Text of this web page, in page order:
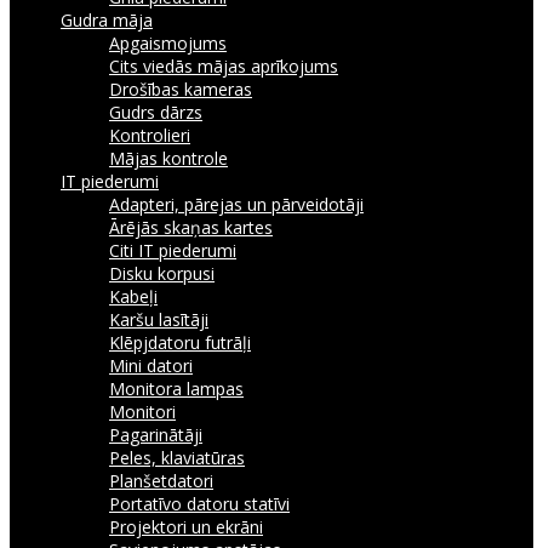
Gudra māja
Apgaismojums
Cits viedās mājas aprīkojums
Drošības kameras
Gudrs dārzs
Kontrolieri
Mājas kontrole
IT piederumi
Adapteri, pārejas un pārveidotāji
Ārējās skaņas kartes
Citi IT piederumi
Disku korpusi
Kabeļi
Karšu lasītāji
Klēpjdatoru futrāļi
Mini datori
Monitora lampas
Monitori
Pagarinātāji
Peles, klaviatūras
Planšetdatori
Portatīvo datoru statīvi
Projektori un ekrāni